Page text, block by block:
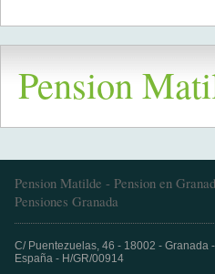
Pension
Pension Matilde - Pension en
Pensiones Granada
C/ Puentezuelas, 46 - 18002 - Granada -
España - H/GR/00914